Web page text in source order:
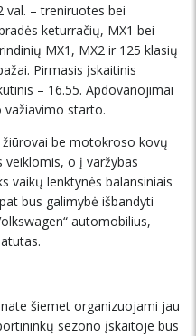
val. – treniruotes bei
keturračių, MX1 bei
MX1, MX2 ir 125 klasių
Pirmasis įskaitinis
– 16.55. Apdovanojimai
starto.
be motokroso kovų
o į varžybas
vaikų lenktynės balansiniais
bus galimybė išbandyti
automobilius,
šiemet organizuojami jau
sezono įskaitoje bus